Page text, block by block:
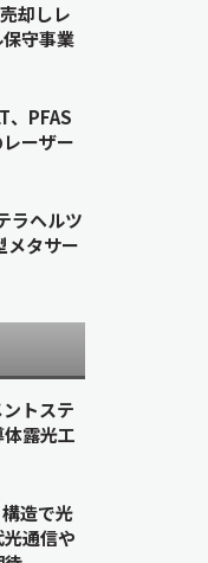
却しレ
守事業
、PFAS
ーザー
ラヘルツ
メタサー
トステ
露光工
造で光
通信や